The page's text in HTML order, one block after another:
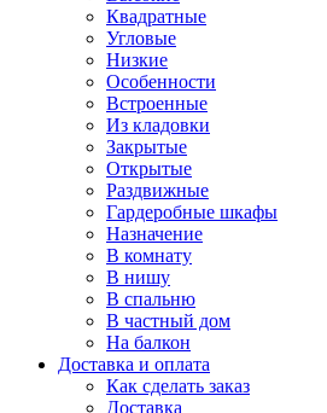
Квадратные
Угловые
Низкие
Особенности
Встроенные
Из кладовки
Закрытые
Открытые
Раздвижные
Гардеробные шкафы
Назначение
В комнату
В нишу
В спальню
В частный дом
На балкон
Доставка и оплата
Как сделать заказ
Доставка